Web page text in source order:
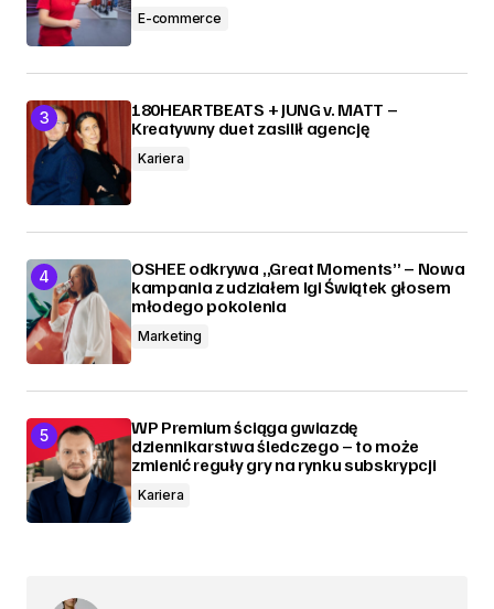
E-commerce
180HEARTBEATS + JUNG v. MATT –
Kreatywny duet zasilił agencję
Kariera
OSHEE odkrywa „Great Moments” – Nowa
kampania z udziałem Igi Świątek głosem
młodego pokolenia
Marketing
WP Premium ściąga gwiazdę
dziennikarstwa śledczego – to może
zmienić reguły gry na rynku subskrypcji
Kariera